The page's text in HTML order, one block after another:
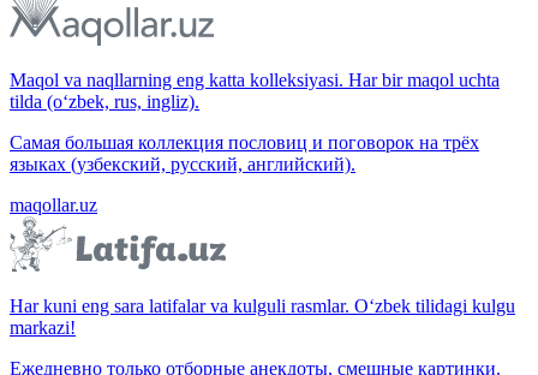
Maqol va naqllarning eng katta kolleksiyasi. Har bir maqol uchta
tilda (o‘zbek, rus, ingliz).
Самая большая коллекция пословиц и поговорок на трёх
языках (узбекский, русский, английский).
maqollar.uz
Har kuni eng sara latifalar va kulguli rasmlar. O‘zbek tilidagi kulgu
markazi!
Ежедневно только отборные анекдоты, смешные картинки.